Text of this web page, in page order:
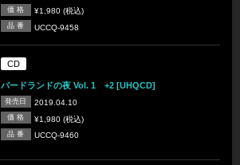
価 格 ¥1,980 (税込)
品 番 UCCQ-9458
CD
バードランドの夜 Vol. 1 +2 [UHQCD]
発売日 2019.04.10
価 格 ¥1,980 (税込)
品 番 UCCQ-9460